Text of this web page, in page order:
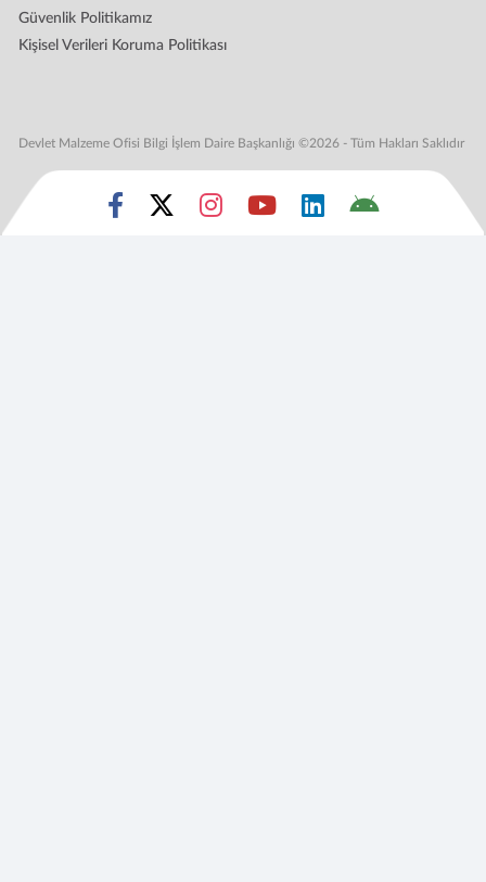
Güvenlik Politikamız
Kişisel Verileri Koruma Politikası
Devlet Malzeme Ofisi Bilgi İşlem Daire Başkanlığı ©2026 - Tüm Hakları Saklıdır